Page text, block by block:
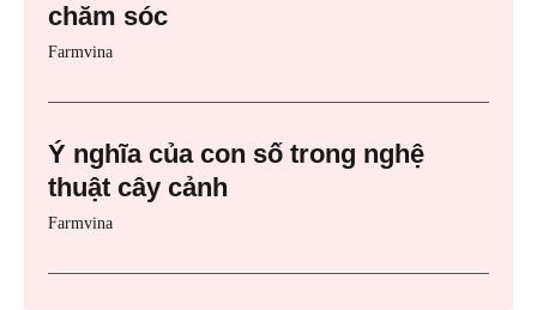
chăm sóc
Farmvina
Ý nghĩa của con số trong nghệ
thuật cây cảnh
Farmvina